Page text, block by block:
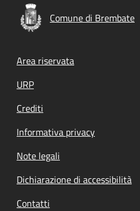
Comune di Brembate
Footer menu
Area riservata
URP
Crediti
Informativa privacy
Note legali
Dichiarazione di accessibilità
Contatti